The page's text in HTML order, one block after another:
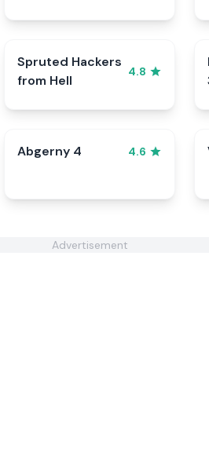
Spruted Hackers
from Hell
4.8
Abgerny 4 4.6
Advertisement